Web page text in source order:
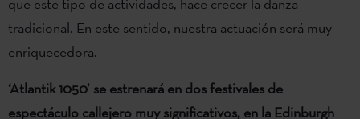
tradicional. En este sentido, nuestra actuación será muy
enriquecedora.
‘Atlantik 1050’ se estrenará en dos festivales de
espectáculo callejero muy significativos, en la Edinburgh